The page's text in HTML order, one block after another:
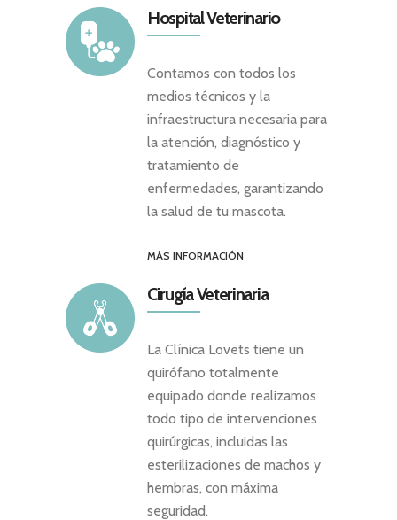
Hospital Veterinario
Contamos con todos los
medios técnicos y la
infraestructura necesaria para
la atención, diagnóstico y
tratamiento de
enfermedades, garantizando
la salud de tu mascota.
MÁS INFORMACIÓN
Cirugía Veterinaria
La Clínica Lovets tiene un
quirófano totalmente
equipado donde realizamos
todo tipo de intervenciones
quirúrgicas, incluidas las
esterilizaciones de machos y
hembras, con máxima
seguridad.